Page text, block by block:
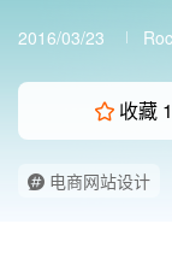
2016/03/23 Roc
收藏
电商网站设计